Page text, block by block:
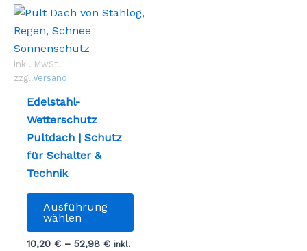
können
inkl. MwSt.
zzgl.Versand
Edelstahl-
Wetterschutz
Pultdach | Schutz
für Schalter &
Technik
Ausführung
wählen
Dieses
weist
10,20€ –52,98€ inkl.